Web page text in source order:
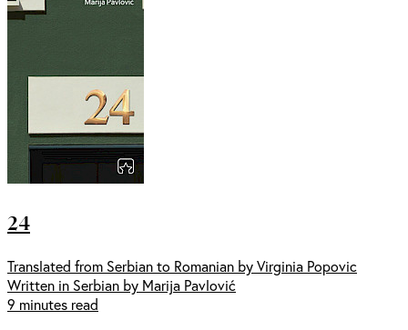
24
Translated from Serbian to Romanian by Virginia Popovic
Written in Serbian by Marija Pavlović
9 minutes read